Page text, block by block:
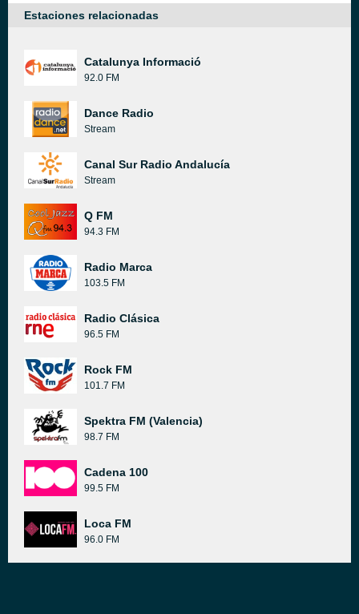
Estaciones relacionadas
Catalunya Informació
92.0 FM
Dance Radio
Stream
Canal Sur Radio Andalucía
Stream
Q FM
94.3 FM
Radio Marca
103.5 FM
Radio Clásica
96.5 FM
Rock FM
101.7 FM
Spektra FM (Valencia)
98.7 FM
Cadena 100
99.5 FM
Loca FM
96.0 FM